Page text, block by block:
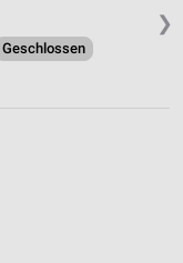
❯
Geschlossen